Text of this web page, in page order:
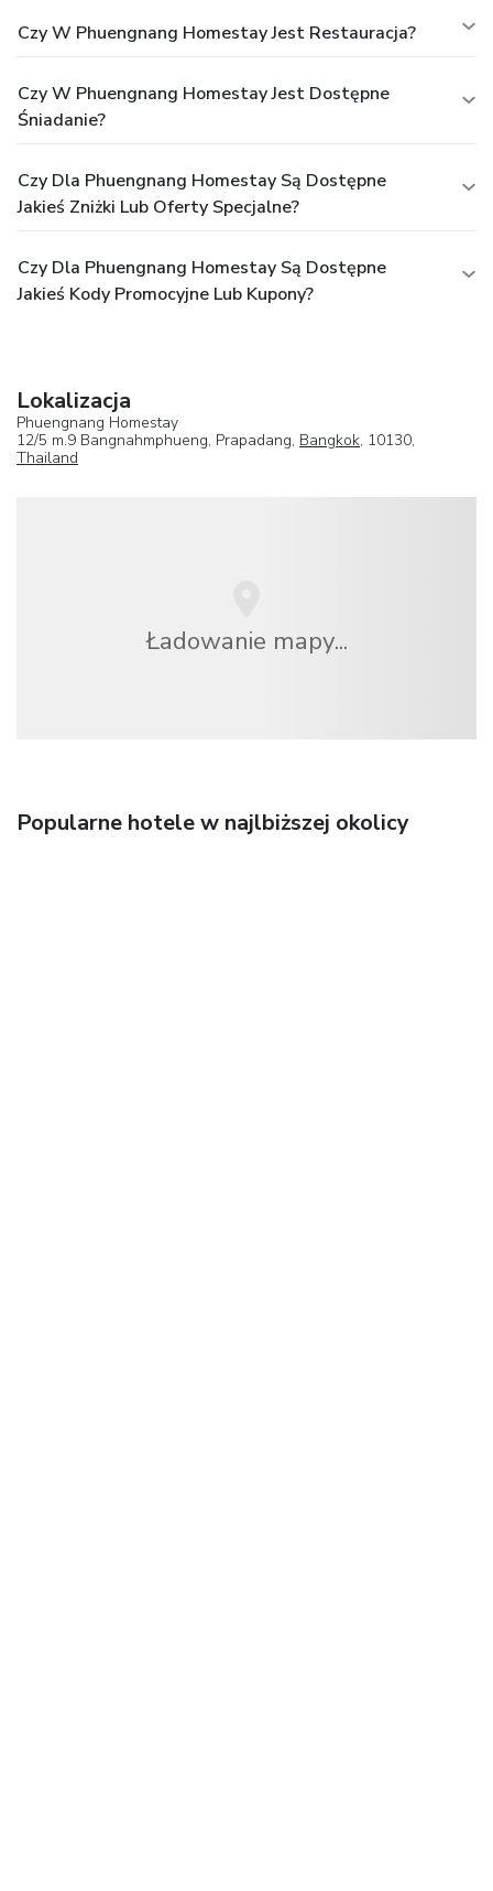
Czy W Phuengnang Homestay Jest Restauracja?
Czy W Phuengnang Homestay Jest Dostępne
Śniadanie?
Czy Dla Phuengnang Homestay Są Dostępne
Jakieś Zniżki Lub Oferty Specjalne?
Czy Dla Phuengnang Homestay Są Dostępne
Jakieś Kody Promocyjne Lub Kupony?
Lokalizacja
Phuengnang Homestay
12/5 m.9 Bangnahmphueng, Prapadang, Bangkok, 10130,
Thailand
Ładowanie mapy...
Popularne hotele w najlbiższej okolicy